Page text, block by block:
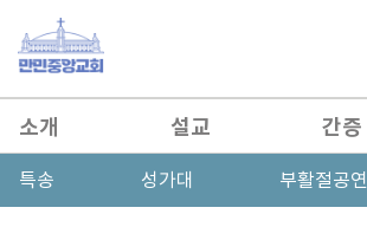
소개 설교 간증
특송 성가대 부활절공연